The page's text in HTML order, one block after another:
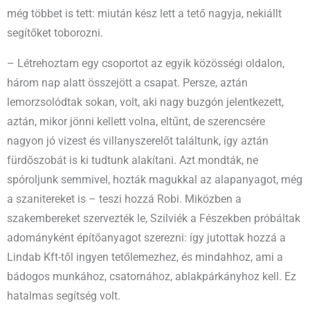
még többet is tett: miután kész lett a tető nagyja, nekiállt
segítőket toborozni.
– Létrehoztam egy csoportot az egyik közösségi oldalon,
három nap alatt összejött a csapat. Persze, aztán
lemorzsolódtak sokan, volt, aki nagy buzgón jelentkezett,
aztán, mikor jönni kellett volna, eltűnt, de szerencsére
nagyon jó vizest és villanyszerelőt találtunk, így aztán
fürdőszobát is ki tudtunk alakítani. Azt mondták, ne
spóroljunk semmivel, hozták magukkal az alapanyagot, még
a szanitereket is – teszi hozzá Robi. Miközben a
szakembereket szervezték le, Szilviék a Fészekben próbáltak
adományként építőanyagot szerezni: így jutottak hozzá a
Lindab Kft-től ingyen tetőlemezhez, és mindahhoz, ami a
bádogos munkához, csatornához, ablakpárkányhoz kell. Ez
hatalmas segítség volt.